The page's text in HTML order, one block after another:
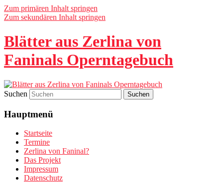
Zum primären Inhalt springen
Zum sekundären Inhalt springen
Blätter aus Zerlina von
Faninals Operntagebuch
Suchen
Hauptmenü
Startseite
Termine
Zerlina von Faninal?
Das Projekt
Impressum
Datenschutz